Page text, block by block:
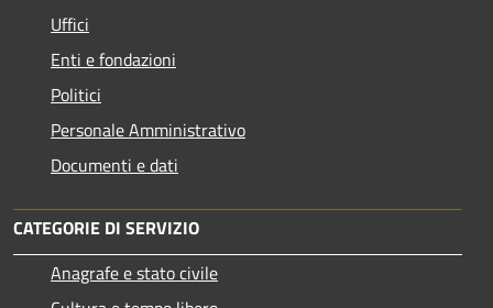
Uffici
Enti e fondazioni
Politici
Personale Amministrativo
Documenti e dati
CATEGORIE DI SERVIZIO
Anagrafe e stato civile